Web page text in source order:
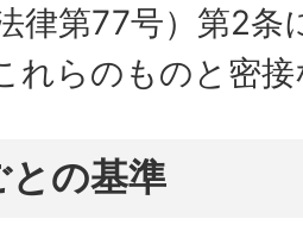
法律第77号）第2
れらのものと密
との基準